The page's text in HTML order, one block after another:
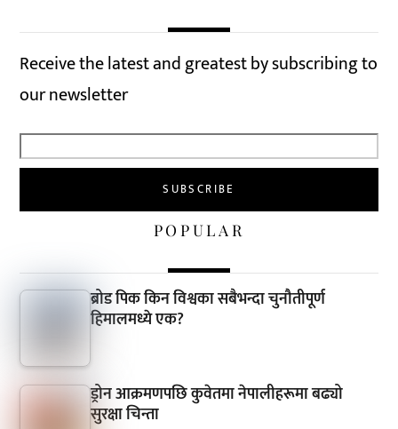
Receive the latest and greatest by subscribing to
our newsletter
POPULAR
ब्रोड पिक किन विश्वका सबैभन्दा चुनौतीपूर्ण
हिमालमध्ये एक?
ड्रोन आक्रमणपछि कुवेतमा नेपालीहरूमा बढ्यो
सुरक्षा चिन्ता